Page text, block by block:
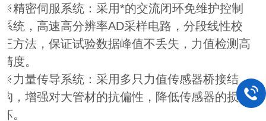
※精密伺服系统：采用*的交流闭环免维护控制
系统，高速高分辨率AD采样电路，分段线性校
正方法，保证试验数据峰值不丢失，力值检测高
精度。
※力量传导系统：采用多只力值传感器桥接结
构，增强对大管材的抗偏性，降低传感器的损
坏。